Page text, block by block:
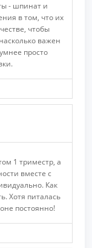
- шпинат и
в том, что их
чтобы
важен
просто
1 триместр, а
вместе с
Как
Хотя питалась
постоянно!